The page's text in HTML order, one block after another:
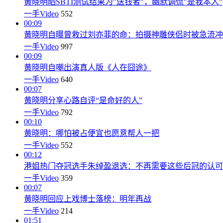
黄晓明晒SBTI测试结果为"送钱者"，幽默调侃"是我本人"
一手Video 552
00:09
黄晓明自曝曾救过刘亦菲的命：拍摄神雕侠侣时被急流
一手Video 997
00:09
黄晓明自嘲出演真人版《人在囧途》
一手Video 640
00:07
黄晓明分享心路自评“是命好的人”
一手Video 792
00:10
黄晓明：哪怕被占便宜也愿意帮人一把
一手Video 552
00:12
港姐热门夺冠选手朱绰盈退选：不再需要这些后冠的认可
一手Video 359
00:07
黄晓明回应上戏博士落榜：明年再战
一手Video 214
01:51